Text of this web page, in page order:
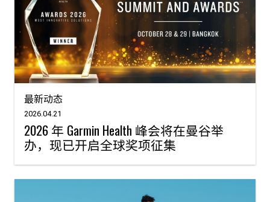
最新动态
2026.04.21
2026 年 Garmin Health 峰会将在曼谷举
办，现已开启全球奖项征集